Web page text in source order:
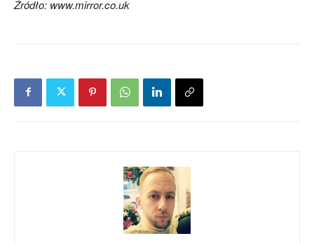
Źródło: www.mirror.co.uk